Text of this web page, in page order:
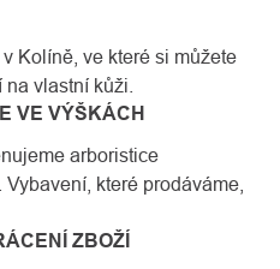
Kolíně, ve které si můžete
vlastní kůži.
VE VÝŠKÁCH
arboristice
které prodáváme,
ZBOŽÍ